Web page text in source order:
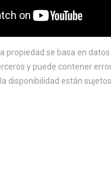
propiedad se basa en datos
y puede contener
disponibilidad están